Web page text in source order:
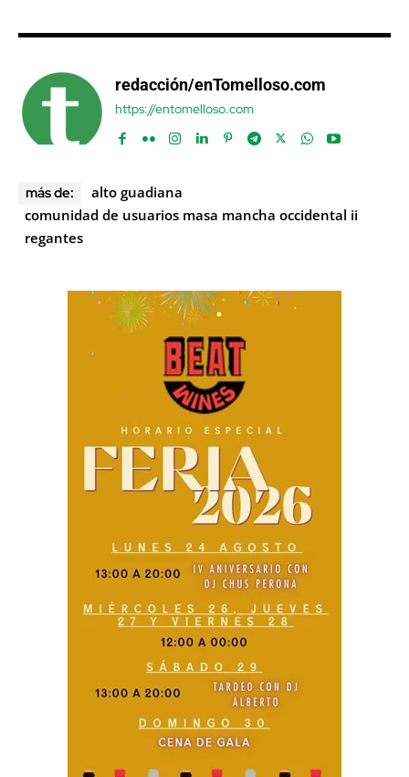
redacción/enTomelloso.com
https://entomelloso.com
más de:
alto guadiana
comunidad de usuarios masa mancha occidental ii
regantes